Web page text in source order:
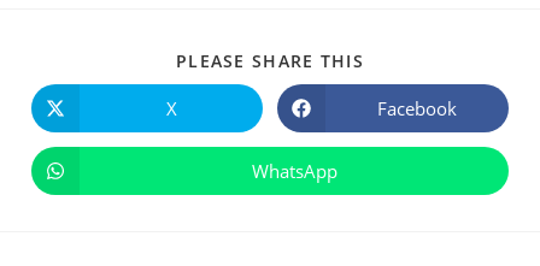
PLEASE SHARE THIS
X Facebook
WhatsApp